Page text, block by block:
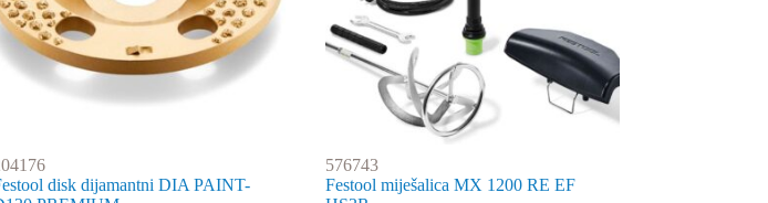
disk dijamantni DIA PAINT-
576743
Festool miješalica MX 1200 RE EF